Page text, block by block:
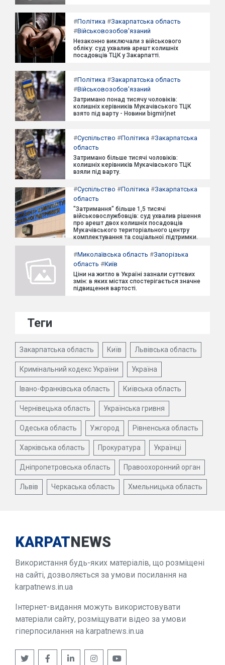
#Політика #Закарпатська область
#Військовозобов'язаний
Незаконно виключали з військового
обліку: суд ухвалив арешт колишніх
посадовців ТЦК у Закарпатті.
#Політика #Закарпатська область
#Військовозобов'язаний
Затримано понад тисячу чоловіків:
колишніх керівників Мукачівського ТЦК
взято під варту - Новини bigmir)net
#Суспільство #Політика #Закарпатська
область
Затримано більше тисячі чоловіків:
колишніх керівників Мукачівського ТЦК
взяли під варту.
#Суспільство #Політика #Закарпатська
область
"Затримання" більше 1,5 тисячі
військовослужбовців: суд ухвалив рішення
про арешт двох колишніх посадовців
Мукачівського територіального центру
комплектування та соціальної підтримки.
#Миколаївська область #Запорізька
область #Київ
Ціни на житло в Україні зазнали суттєвих
змін: в яких містах спостерігається значне
підвищення вартості.
Теги
Закарпатська область Київ Львівська область
Кримінальний кодекс України Україна
Івано-Франківська область Київська область
Чернівецька область Українська гривня
Одеська область Ужгород Рівненська область
Харківська область Прокуратура Українці
Дніпропетровська область Правоохоронний орган
Львів Черкаська область Хмельницька область
KARPATNEWS
Використання будь-яких матеріалів, що розміщені
на сайті, дозволяється за умови посилання на
karpatnews.in.ua
Інтернет-видання можуть використовувати
матеріали сайту, розміщувати відео за умови
гіперпосилання на karpatnews.in.ua